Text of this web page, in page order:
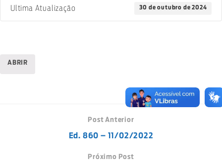
Ultima Atualização 30 de outubro de 2024
ABRIR
Post Anterior
Ed. 860 – 11/02/2022
Próximo Post